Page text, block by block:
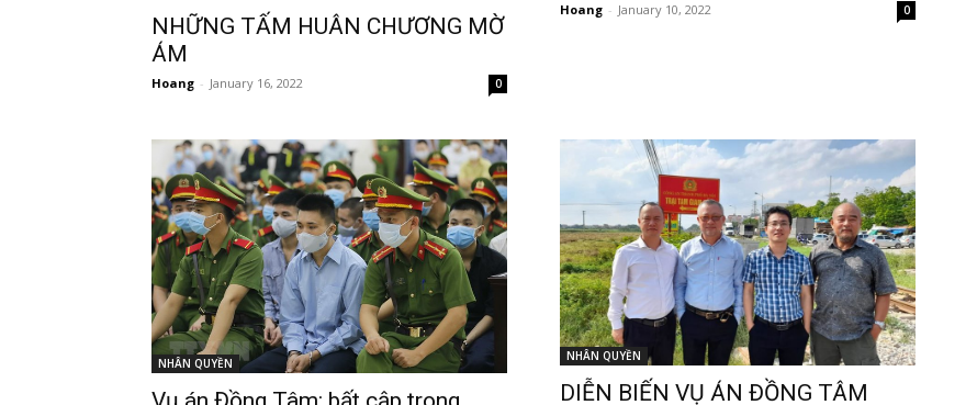
NHỮNG TẤM HUÂN CHƯƠNG MỜ
ÁM
Hoang - January 16, 2022 0
Hoang - January 10, 2022 0
NHÂN QUYỀN
NHÂN QUYỀN
DIỄN BIẾN VỤ ÁN ĐỒNG TÂM